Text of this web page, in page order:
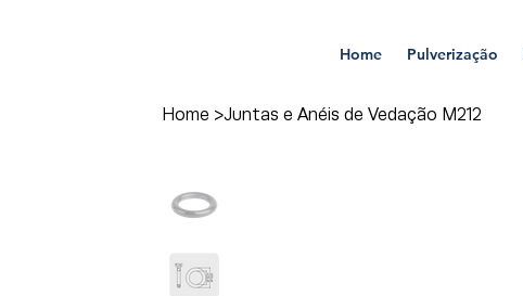
Home Pulverização
Home >Juntas e Anéis de Vedação M212